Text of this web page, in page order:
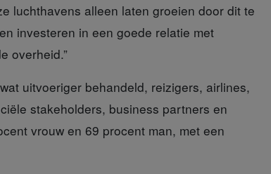
luchthavens alleen laten groeien door dit te
investeren in een goede relatie met
overheid.”
uitvoeriger behandeld, reizigers, airlines,
stakeholders, business partners en
vrouw en 69 procent man, met een